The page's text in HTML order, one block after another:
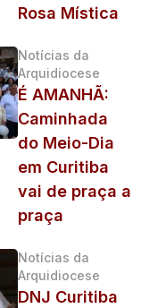
Rosa Mística
Notícias da
Arquidiocese
É AMANHÃ:
Caminhada
do Meio-Dia
em Curitiba
vai de praça a
praça
Notícias da
Arquidiocese
DNJ Curitiba